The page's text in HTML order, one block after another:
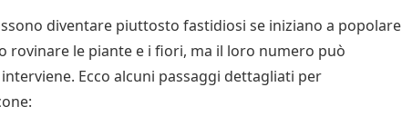
diventare piuttosto fastidiosi se iniziano a popolare
rovinare le piante e i fiori, ma il loro numero può
Ecco alcuni passaggi dettagliati per